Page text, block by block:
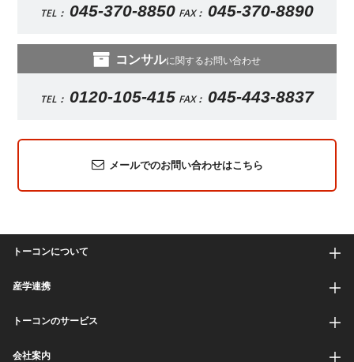
TEL： 045-370-8850 FAX： 045-370-8890
コンサルに関するお問い合わせ
TEL： 0120-105-415 FAX： 045-443-8837
メールでのお問い合わせはこちら
トーコンについて
産学連携
トーコンのサービス
会社案内